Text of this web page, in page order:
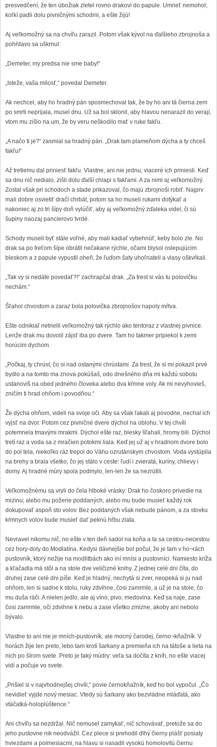
presvedčení, že ten úbožiak zletel rovno drakovi do papule. Umrieť nemohol;
koľkí padli dolu pivničnými schodmi, a ešte žijú!
Aj veľkomožný sa na chvíľu zarazil. Potom však kývol na ďalšieho zbrojnoša a
pohŕdavo sa uškrnul:
„Demeter, my predsa nie sme baby!“
„Isteže, vaša milosť,“ povedal Demeter.
Ak nechcel, aby ho hradný pán sposmechoval tak, že by ho ani tá čierna zem
po smrti neprijala, musel dnu. Už sa bol sklonil, aby hlavou nenarazil do verají,
vtom mu zišlo na um, že by veru neškodilo mať v ruke fakľu.
„A načo ti je?“ zasmial sa hradný pán. „Drak tam plameňom dýcha a ty chceš
fakľu!“
Až tretiemu dal priniesť fakľu. Vlastne, ani nie jednu; viaceré ich priniesli. Keď
sa dnu nič nedialo, zišli dolu ďalší chlapi s fakľami. A za nimi aj veľkomožný.
Zostal však pri schodoch a stade prikazoval, čo majú zbrojnoši robiť. Najprv
mali dobre osvietiť dračí chrbát, potom sa ho museli rukami dotýkať a
nakoniec aj zo tri šípy doň vylúčiť, aby aj veľkomožný zďaleka videl, či sú
šupiny naozaj pancierovo tvrdé.
Schody museli byť stále voľné, aby mali kadiaľ vybehnúť, keby bolo zle. No
drak sa po treťom šípe obrátil nečakane rýchle, očami blysol oslepujúcim
bleskom a z papule vypustil oheň, že ľuďom šaty uhoľnateli a vlasy oškvŕkali.
„Tak vy si nedáte povedať?!“ zachrapčal drak. „Za trest si vás tu polovičku
nechám.“
Šľahol chvostom a zaraz bola polovička zbrojnošov napoly mŕtva.
Ešte odnikiaľ netrielil veľkomožný tak rýchlo ako tentoraz z vlastnej pivnice.
Lenže drak mu dovolil zájsť iba po dvere. Tam ho takmer pripiekol k zemi
horúcim dychom.
„Počkaj, ty chrúst, čo si nad ostanými chrústami. Za trest, že si mi pokazil prvé
bydlo a na tomto ma znova pokúšaš, odo dnešného dňa mi každú sobotu
ustanovíš na obed jedného človeka alebo dva kŕmne voly. Ak mi nevyhovieš,
zničím ti hrad ohňom i povodňou.“
Že dýcha ohňom, videli na svoje oči. Aby sa však ľakali aj povodne, nechal ich
vyjsť na dvor. Potom cez pivničné dvere dýchol na oblohu. V tej chvíli
potemnela tmavými mrakmi. Dýchol ešte raz, blesky šľahali, hromy bili. Dýchol
tretí raz a voda sa z mračien potokmi liala. Keď jej už aj v hradnom dvore bolo
do pol tela, niekoľko ráz trepol do Váhu ozrutánskym chvostom. Voda vystúpila
na brehy a brala všetko, čo jej stálo v ceste: ľudí i zvieratá, kuríny, chlievy i
domy. Aj hradné múry spola podmylo, len-len že sa nezrútili.
Veľkomožnému sa vryli do čela hlboké vrásky: Drak ho čoskoro privedie na
mizinu; alebo mu požerie poddaných, alebo mu bude musieť každý rok
dokupovať aspoň sto volov. Bez poddaných však nebude pánom, a za stovku
kŕmnych volov bude musieť dať peknú hŕbu zlata.
Nevravel nikomu nič, no ešte v ten deň sadol na koňa a ta sa cestou-necestou
cez hory-doly do Modlatína. Kedysi dávnejšie bol počul, že je tam v ho¬rách
pustovník, ktorý nežije na modlitbách ako iní mnísi a pustovníci. Namiesto kríža
a kľačadla má stôl a na stole dve veličizné knihy. Z jednej celé dni číta, do
druhej zase celé dni píše. Keď je hladný, nechytá si zver, neopeká si ju nad
ohňom, len si sadne k stolu, ruky zdvihne, čosi zamrmle, a už je na stole, čo
mu duša ráči. A nielen jedlo, ale aj víno, pivo, medovina. Keď sa naje, zase
čosi zamrmle, oči zdvihne k nebu a zase všetko zmizne, akoby ani nebolo
bývalo.
Vlastne to ani nie je mních-pustovník, ale mocný čarodej, černo¬kňažník. V
horách žije len preto, lebo tam krotí šarkany a premieňa ich na tátoše a lieta na
nich po šírom svete. Preto je taký múdry: veľa sa dočíta z kníh, no ešte viacej
vidí a počuje vo svete.
„Prišiel si v najvhodnejšej chvíli,“ povie černokňažník, keď ho bol vypočul. „Čo
nevidieť vyjde nový mesiac. Vtedy sú šarkany ako bezvládne mláďatá, ako
vtáčatká-holoplúštence.“
Ani chvíľu sa nezdržal. Nič nemusel zamykať, nič schovávať, pretože sa do
jeho pustovne nik neodvážil. Cez plece si prehodil dlhý čierny plášť posiaty
hviezdami a polmesiacmi, na hlavu si nasadil vysokú homolovitú čiernu